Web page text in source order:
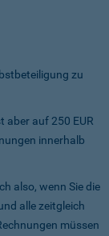
zu
aber auf 250 EUR
innerhalb
also, wenn Sie die
alle zeitgleich
müssen